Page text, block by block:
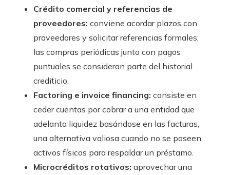
Crédito comercial y referencias de
proveedores: conviene acordar plazos con
proveedores y solicitar referencias formales;
las compras periódicas junto con pagos
puntuales se consideran parte del historial
crediticio.
Factoring e invoice financing: consiste en
ceder cuentas por cobrar a una entidad que
adelanta liquidez basándose en las facturas,
una alternativa valiosa cuando no se poseen
activos físicos para respaldar un préstamo.
Microcréditos rotativos: aprovechar una